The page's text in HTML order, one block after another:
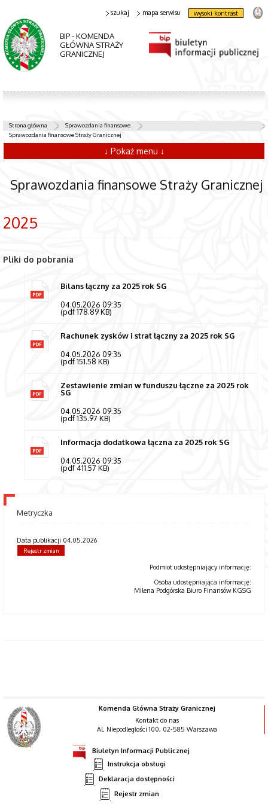
BIP - KOMENDA
GŁÓWNA STRAŻY
GRANICZNEJ
szukaj mapa serwisu wysoki kontrast
Strona główna
Sprawozdania finansowe
Sprawozdania finansowe Straży Granicznej
↓ Pokaż menu ↓
Sprawozdania finansowe Straży Granicznej
2025
Pliki do pobrania
Bilans łączny za 2025 rok SG
04.05.2026 09:35
(pdf 178.89 KB)
Rachunek zysków i strat łączny za 2025 rok SG
04.05.2026 09:35
(pdf 151.58 KB)
Zestawienie zmian w funduszu łączne za 2025 rok
SG
04.05.2026 09:35
(pdf 135.97 KB)
Informacja dodatkowa łączna za 2025 rok SG
04.05.2026 09:35
(pdf 411.57 KB)
Metryczka
Data publikacji 04.05.2026
Rejestr zmian
Podmiot udostępniający informację:
Osoba udostępniająca informację:
Milena Podgórska Biuro Finansów KGSG
Komenda Główna Straży Granicznej
Kontakt do nas
Al. Niepodległości 100, 02-585 Warszawa
Biuletyn Informacji Publicznej
Instrukcja obsługi
Deklaracja dostępności
Rejestr zmian